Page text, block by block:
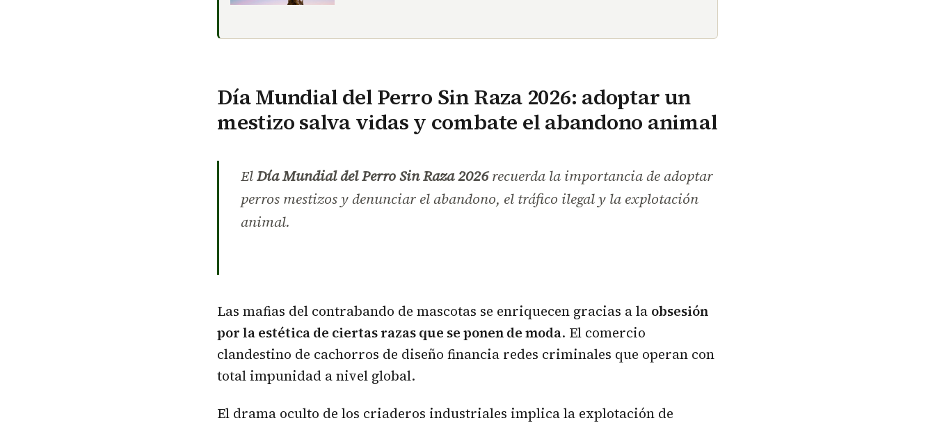
Día Mundial del Perro Sin Raza 2026: adoptar un
mestizo salva vidas y combate el abandono animal
ElDía Mundial del Perro Sin Raza 2026recuerda la importancia de adoptar
perros mestizos y denunciar el abandono, el tráfico ilegal y la explotación
animal.
Las mafias del contrabando de mascotas se enriquecen gracias a la obsesión
por la estética de ciertas razas que se ponen de moda. El comercio
clandestino de cachorros de diseño financia redes criminales que operan con
total impunidad a nivel global.
El drama oculto de los criaderos industriales implica la explotación de